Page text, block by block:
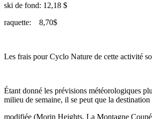
ski de fond: 12,18 $
raquette: 8,70$
Les frais pour Cyclo Nature de cette activité
Étant donné les prévisions météorologiques
milieu de semaine, il se peut que la destination
modifiée (Morin Heights, La Montagne